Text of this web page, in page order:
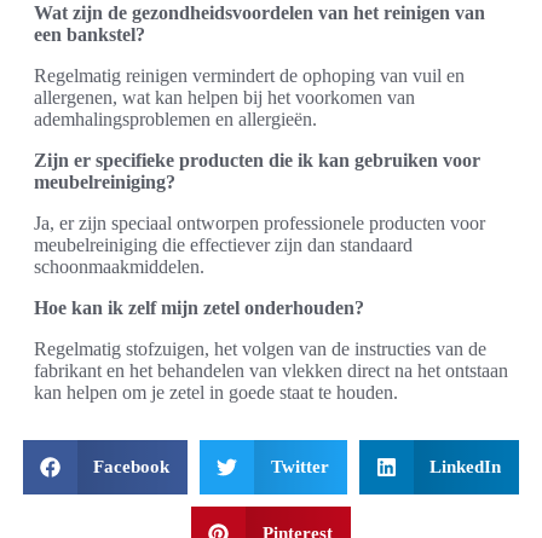
Wat zijn de gezondheidsvoordelen van het reinigen van
een bankstel?
Regelmatig reinigen vermindert de ophoping van vuil en
allergenen, wat kan helpen bij het voorkomen van
ademhalingsproblemen en allergieën.
Zijn er specifieke producten die ik kan gebruiken voor
meubelreiniging?
Ja, er zijn speciaal ontworpen professionele producten voor
meubelreiniging die effectiever zijn dan standaard
schoonmaakmiddelen.
Hoe kan ik zelf mijn zetel onderhouden?
Regelmatig stofzuigen, het volgen van de instructies van de
fabrikant en het behandelen van vlekken direct na het ontstaan
kan helpen om je zetel in goede staat te houden.
Facebook Twitter LinkedIn
Pinterest